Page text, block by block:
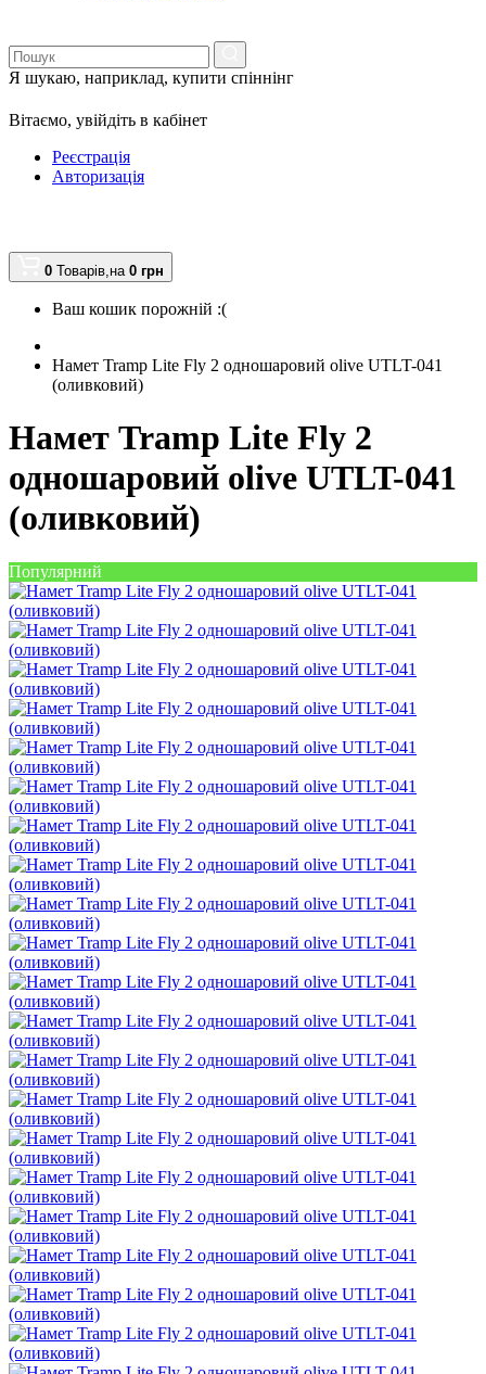
Я шукаю, наприклад, купити спіннінг
Вітаємо, увійдіть в кабінет
Реєстрація
Авторизація
0 Товарів,на 0 грн
Ваш кошик порожній :(
Намет Tramp Lite Fly 2 одношаровий olive UTLT-041
(оливковий)
Намет Tramp Lite Fly 2
одношаровий olive UTLT-041
(оливковий)
Популярний